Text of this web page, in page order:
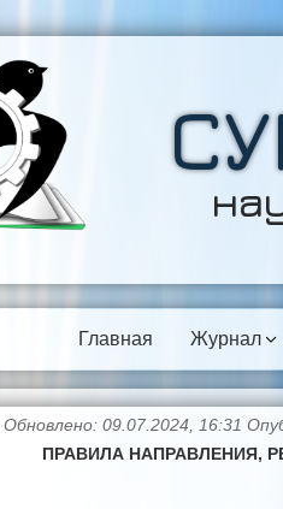
Главная Журнал
Обновлено: 09.07.2024, 16:31
ПРАВИЛА НАПРАВЛЕНИЯ,